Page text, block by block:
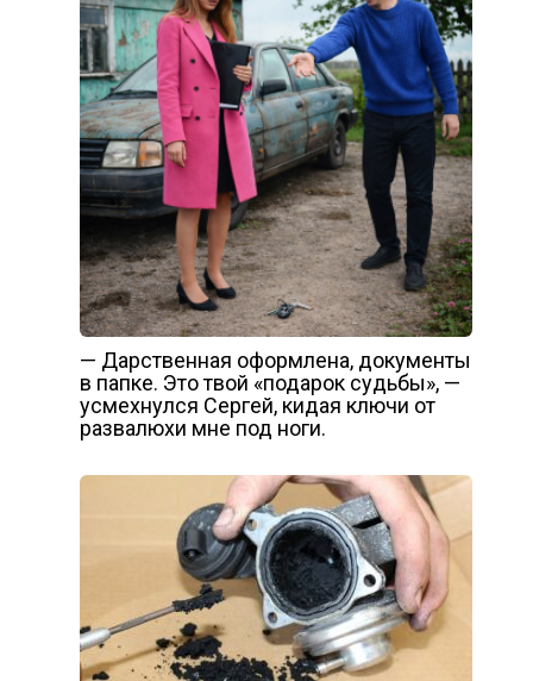
— Дарственная оформлена, документы
в папке. Это твой «подарок судьбы», —
усмехнулся Сергей, кидая ключи от
развалюхи мне под ноги.